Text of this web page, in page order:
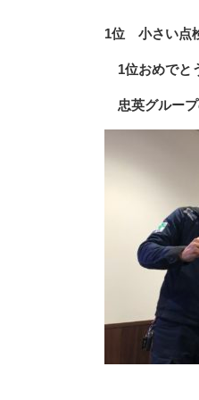
1位 小さい点
1位おめでとう
忠英グループ